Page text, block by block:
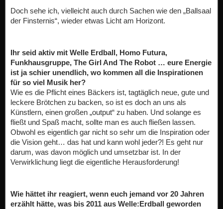
Doch sehe ich, vielleicht auch durch Sachen wie den „Ballsaal
der Finsternis“, wieder etwas Licht am Horizont.
Ihr seid aktiv mit Welle Erdball, Homo Futura,
Funkhausgruppe, The Girl And The Robot … eure Energie
ist ja schier unendlich, wo kommen all die Inspirationen
für so viel Musik her?
Wie es die Pflicht eines Bäckers ist, tagtäglich neue, gute und
leckere Brötchen zu backen, so ist es doch an uns als
Künstlern, einen großen „output“ zu haben. Und solange es
fließt und Spaß macht, sollte man es auch fließen lassen.
Obwohl es eigentlich gar nicht so sehr um die Inspiration oder
die Vision geht… das hat und kann wohl jeder?! Es geht nur
darum, was davon möglich und umsetzbar ist. In der
Verwirklichung liegt die eigentliche Herausforderung!
Wie hättet ihr reagiert, wenn euch jemand vor 20 Jahren
erzählt hätte, was bis 2011 aus Welle:Erdball geworden